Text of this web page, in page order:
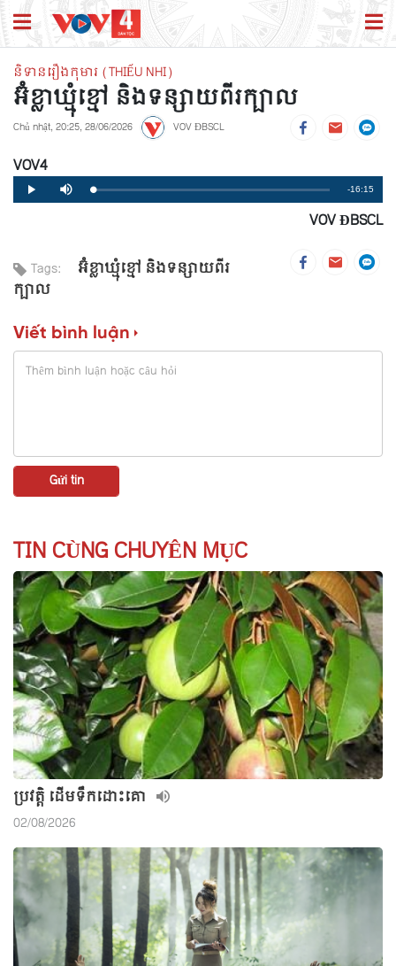
និទានរឿងកុមារ (THIẾU NHI)
អ៊ំខ្លាឃ្មុំខ្មៅ និងទន្សាយពីរក្បាល
Chủ nhật, 20:25, 28/06/2026 VOV ĐBSCL
VOV4
Play Mute Loaded:
0%
Progress:
0%
Remaining
Time
-16:15
VOV ĐBSCL
Tags:
អ៊ំខ្លាឃ្មុំខ្មៅ និងទន្សាយពីរ
ក្បាល
Viết bình luận
TIN CÙNG CHUYÊN MỤC
ប្រវត្តិ ដើមទឹកដោះគោ
02/08/2026